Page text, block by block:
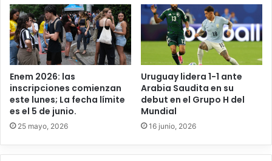
Enem 2026: las
inscripciones comienzan
este lunes; La fecha límite
es el 5 de junio.
25 mayo, 2026
Uruguay lidera 1-1 ante
Arabia Saudita en su
debut en el Grupo H del
Mundial
16 junio, 2026